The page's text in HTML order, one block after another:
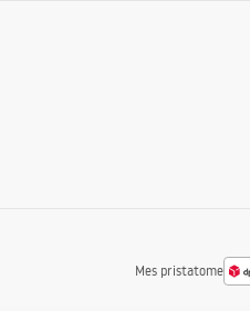
Mes pristatome